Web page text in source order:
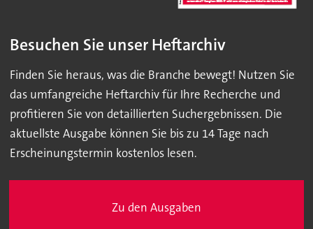
Besuchen Sie unser Heftarchiv
Finden Sie heraus, was die Branche bewegt! Nutzen Sie
das umfangreiche Heftarchiv für Ihre Recherche und
profitieren Sie von detaillierten Suchergebnissen. Die
aktuellste Ausgabe können Sie bis zu 14 Tage nach
Erscheinungstermin kostenlos lesen.
Zu den Ausgaben